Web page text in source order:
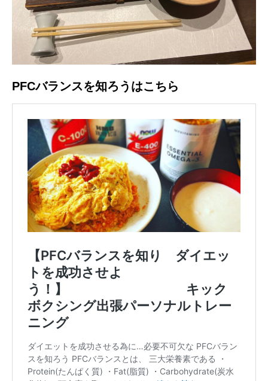
PFCバランスを知ろうはこちら